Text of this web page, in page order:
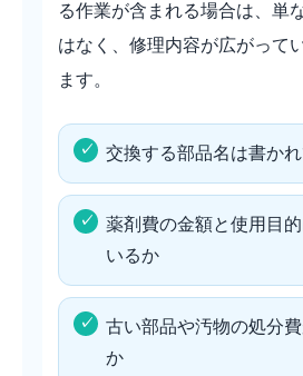
る作業が含まれる場合は、単
はなく、修理内容が広がって
ます。
交換する部品名は書か
薬剤費の金額と使用目
いるか
古い部品や汚物の処分
か